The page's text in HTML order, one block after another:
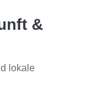
&
lokale